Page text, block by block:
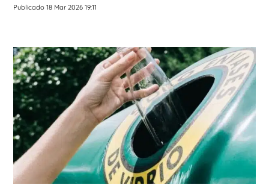
Publicado 18 Mar 2026 19:11